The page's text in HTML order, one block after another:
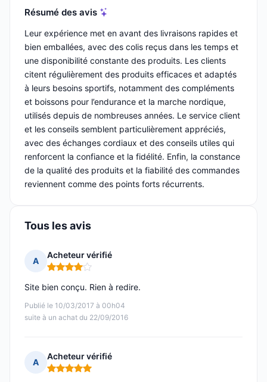
Résumé des avis
Leur expérience met en avant des livraisons rapides et
bien emballées, avec des colis reçus dans les temps et
une disponibilité constante des produits. Les clients
citent régulièrement des produits efficaces et adaptés
à leurs besoins sportifs, notamment des compléments
et boissons pour l’endurance et la marche nordique,
utilisés depuis de nombreuses années. Le service client
et les conseils semblent particulièrement appréciés,
avec des échanges cordiaux et des conseils utiles qui
renforcent la confiance et la fidélité. Enfin, la constance
de la qualité des produits et la fiabilité des commandes
reviennent comme des points forts récurrents.
Tous les avis
A
Acheteur vérifié
Note : 4 sur 5
Publié le 10/03/2017 à 00h04
suite à un achat du 22/09/2016
Site bien conçu. Rien à redire.
A
Acheteur vérifié
Note : 5 sur 5